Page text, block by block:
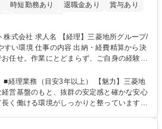
時短勤務あり 退職金あり
賞与あり
菱地所グループ/
・経費精算から決
任せ。作業にとどまらず、ご自身の経験を
えるポジションです。 経理業務全般
日々の入出金、経費精算業務） ■管理会
期決算、税務全般など） 募集職種
122日/フレックス/働きやすい環境
■経理業務（目安3年以上） 【魅力】三菱地
営基盤のもと、抜群の安定感と確かな安心
く働ける環境がしっかりと整っています。